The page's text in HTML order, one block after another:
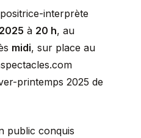
interprète
à 20 h, au
midi, sur place au
printemps 2025 de
public conquis